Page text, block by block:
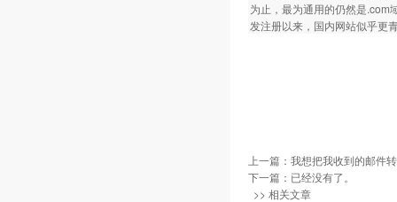
为止，最为通用的仍然是.com
发注册以来，国内网站似乎
上一篇： 我想把我收到的邮件
下一篇：已经没有了。
>> 相关文章